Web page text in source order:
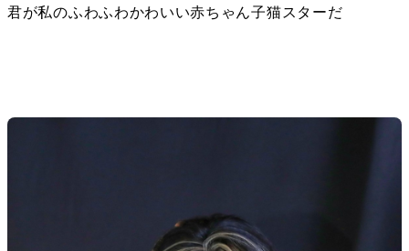
君が私のふわふわかわいい赤ちゃん子猫スターだ